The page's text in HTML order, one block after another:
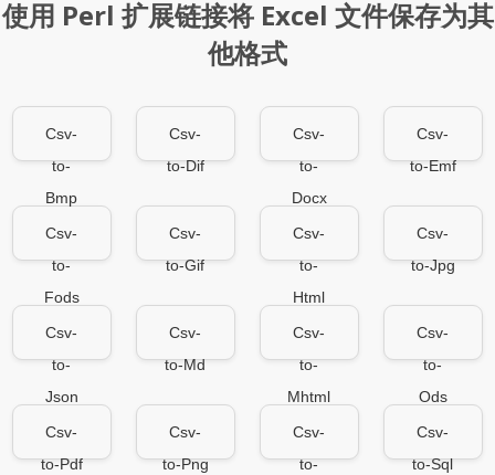
使用 Perl 扩展链接将 Excel 文件保存为其
他格式
Csv-
to-
Bmp
Csv-
to-Dif
Csv-
to-
Docx
Csv-
to-Emf
Csv-
to-
Fods
Csv-
to-Gif
Csv-
to-
Html
Csv-
to-Jpg
Csv-
to-
Json
Csv-
to-Md
Csv-
to-
Mhtml
Csv-
to-
Ods
Csv-
to-Pdf
Csv-
to-Png
Csv-
to-
Csv-
to-Sql